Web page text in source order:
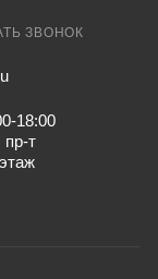
ЗВОНОК
18:00
пр-т